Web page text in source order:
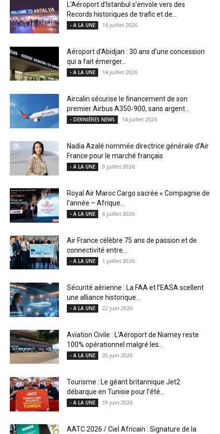
L’Aéroport d’Istanbul s’envole vers des
Records historiques de trafic et de...
- A LA UNE 16 juillet 2026
Aéroport d’Abidjan : 30 ans d’une concession
qui a fait émerger...
- A LA UNE 14 juillet 2026
Aircalin sécurise le financement de son
premier Airbus A350‑900, sans argent...
- DERNIÈRES NEWS 14 juillet 2026
Nadia Azalé nommée directrice générale d’Air
France pour le marché français
- A LA UNE 9 juillet 2026
Royal Air Maroc Cargo sacrée « Compagnie de
l’année – Afrique...
- A LA UNE 6 juillet 2026
Air France célèbre 75 ans de passion et de
connectivité entre...
- A LA UNE 1 juillet 2026
Sécurité aérienne : La FAA et l’EASA scellent
une alliance historique...
- A LA UNE 22 juin 2026
Aviation Civile : L’Aéroport de Niamey reste
100% opérationnel malgré les...
- A LA UNE 20 juin 2026
Tourisme : Le géant britannique Jet2
débarque en Tunisie pour l’été...
- A LA UNE 19 juin 2026
AATC 2026 / Ciel Africain : Signature de la